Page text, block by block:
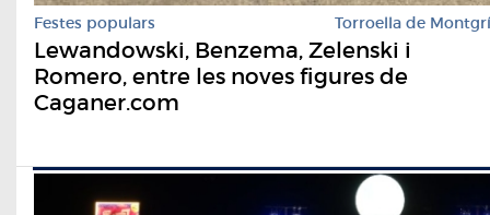
Festes populars Torroella de Montgrí
Lewandowski, Benzema, Zelenski i
Romero, entre les noves figures de
Caganer.com